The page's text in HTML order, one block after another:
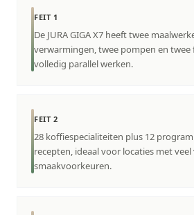
FEIT 1
De JURA GIGA X7 heeft twee
verwarmingen, twee pompen en
volledig parallel werken.
FEIT 2
28 koffiespecialiteiten plus 12
recepten, ideaal voor locaties met
smaakvoorkeuren.